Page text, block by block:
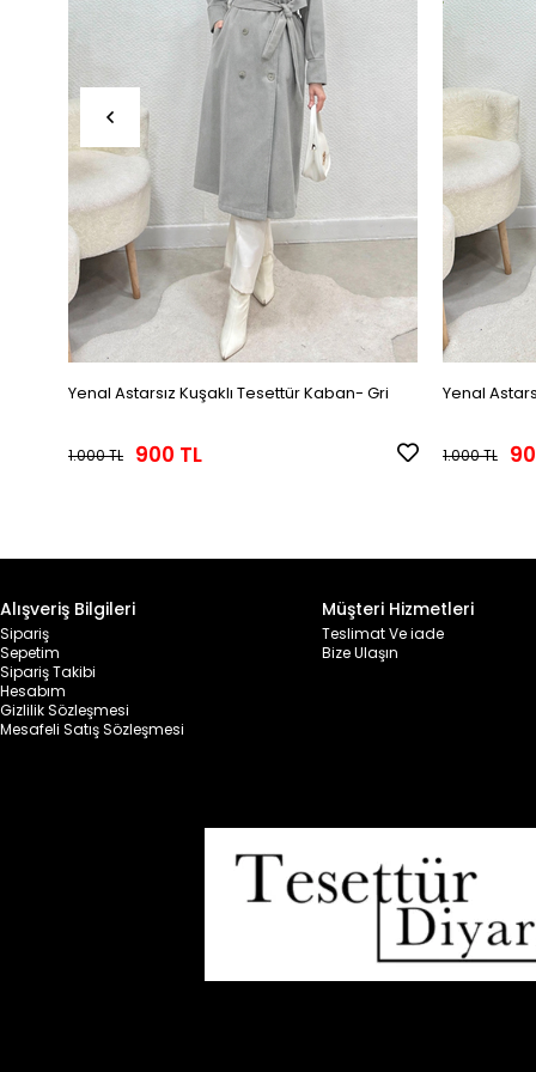
Yenal Astarsız Kuşaklı Tesettür Kaban- Gri
900 TL
1.000 TL
Yenal
1.000 TL
Alışveriş Bilgileri
Sipariş
Sepetim
Sipariş Takibi
Hesabım
Gizlilik Sözleşmesi
Mesafeli Satış Sözleşmesi
Müşteri Hizmetleri
Teslimat Ve iade
Bize Ulaşın